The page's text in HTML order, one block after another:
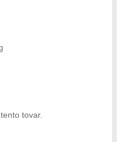
tovar.